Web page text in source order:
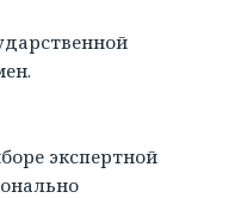
экспертной